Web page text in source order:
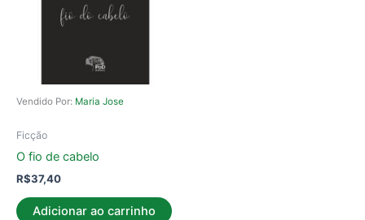
Vendido Por: Maria Jose
Ficção
O fio de cabelo
R$37,40
Adicionar ao carrinho